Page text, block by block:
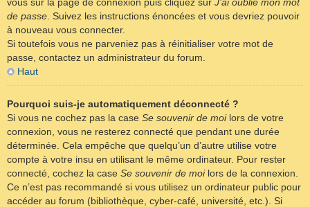
vous sur la page de connexion puis cliquez sur J’ai oublié mon mot
de passe. Suivez les instructions énoncées et vous devriez pouvoir
à nouveau vous connecter.
Si toutefois vous ne parveniez pas à réinitialiser votre mot de
passe, contactez un administrateur du forum.
Haut
Pourquoi suis-je automatiquement déconnecté ?
Si vous ne cochez pas la case Se souvenir de moilors de votre
connexion, vous ne resterez connecté que pendant une durée
déterminée. Cela empêche que quelqu’un d’autre utilise votre
compte à votre insu en utilisant le même ordinateur. Pour rester
connecté, cochez la case Se souvenir de moilors de la connexion.
Ce n’est pas recommandé si vous utilisez un ordinateur public pour
accéder au forum (bibliothèque, cyber-café, université, etc.). Si